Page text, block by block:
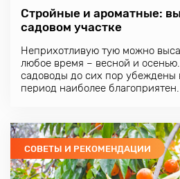
Стройные и ароматные:
садовом участке
Неприхотливую тую можно
любое время – весной и
садоводы до сих пор убеждены
период наиболее благоприятен.
СОВЕТЫ И РЕКОМЕНДАЦИИ